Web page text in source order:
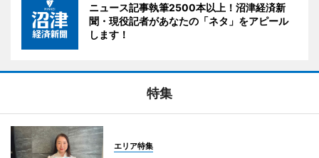
ニュース記事執筆2500本以上！沼津経済新
聞・現役記者があなたの「ネタ」をアピール
します！
特集
エリア特集